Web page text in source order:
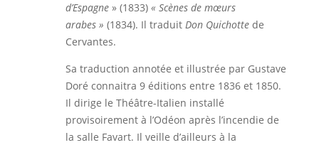
d’Espagne» (1833) « Scènes de mœurs
arabes » (1834). Il traduit Don Quichotte de
Cervantes.
Sa traduction annotée et illustrée par Gustave
Doré connaitra 9 éditions entre 1836 et 1850.
Il dirige le Théâtre-Italien installé
provisoirement à l’Odéon après l’incendie de
la salle Favart. Il veille d’ailleurs à la